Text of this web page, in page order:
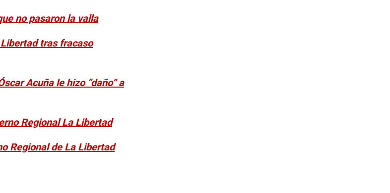
no pasaron la valla
tras fracaso
Acuña le hizo “daño” a
Regional La Libertad
Regional de La Libertad